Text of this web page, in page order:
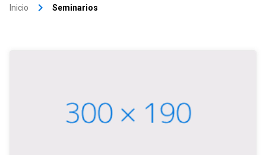
Inicio keyboard_arrow_right Seminarios